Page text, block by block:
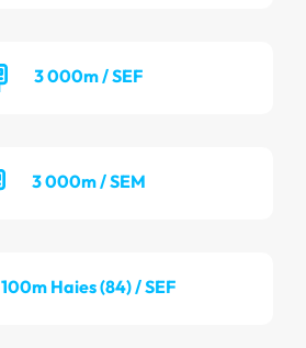
3 000m / SEF
3 000m / SEM
100m Haies (84) / SEF